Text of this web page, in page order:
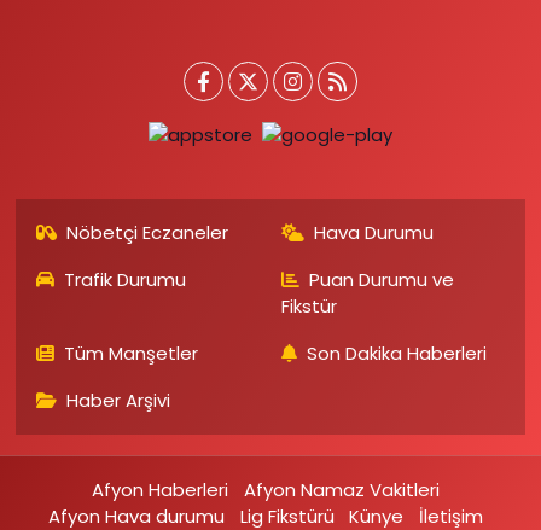
Nöbetçi Eczaneler
Hava Durumu
Trafik Durumu
Puan Durumu ve
Fikstür
Tüm Manşetler
Son Dakika Haberleri
Haber Arşivi
Afyon Haberleri
Afyon Namaz Vakitleri
Afyon Hava durumu
Lig Fikstürü Künye İletişim